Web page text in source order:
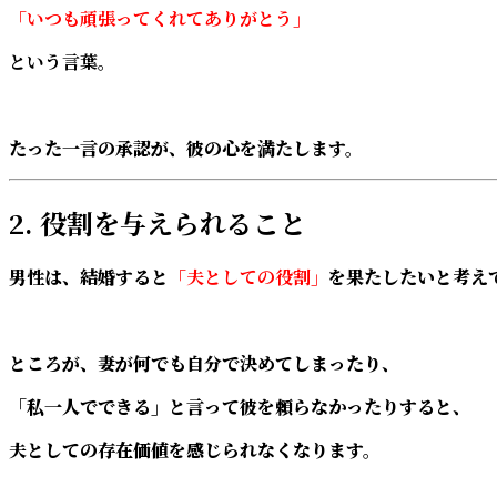
「いつも頑張ってくれてありがとう」
という言葉。
たった一言の承認が、彼の心を満たします。
2. 役割を与えられること
男性は、結婚すると 「夫としての役割」 を果たしたいと考え
ところが、妻が何でも自分で決めてしまったり、
「私一人でできる」と言って彼を頼らなかったりすると、
夫としての存在価値を感じられなくなります。